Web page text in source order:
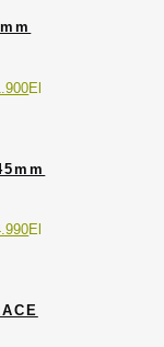
El
El